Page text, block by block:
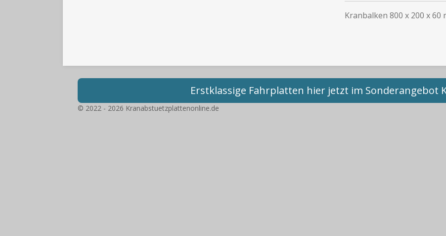
Kranbalken 800 x 200 x
Erstklassige Fahrplatten hier jetzt im Sonderangebot
© 2022 - 2026 Kranabstuetzplattenonline.de